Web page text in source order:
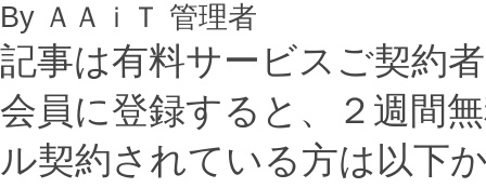
By ＡＡｉＴ 管理者
記事は有料サービスご契約
会員に登録すると、２週間
ル契約されている方は以下